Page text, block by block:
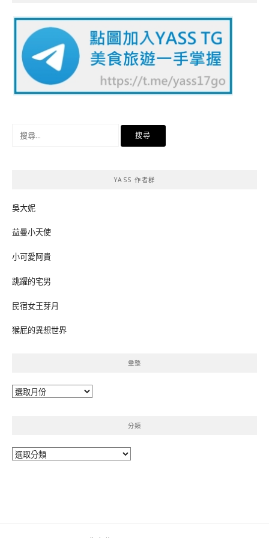
YASS 作者群
吳大妮
益曼小天使
小可愛阿貴
跳躍的宅男
民宿女王芽月
猴屁的異想世界
彙整
彙
分類
分